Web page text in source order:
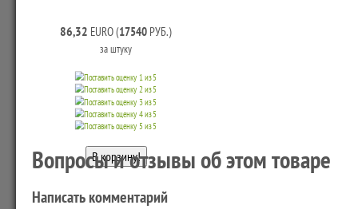
86,32 EURO (17540 РУБ.)
за штуку
Вопросы и отзывы об этом товаре
Написать комментарий